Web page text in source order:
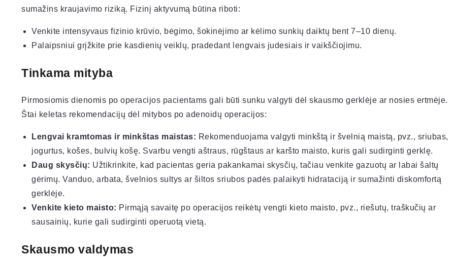
sumažins kraujavimo riziką. Fizinį aktyvumą būtina riboti:
Venkite intensyvaus fizinio krūvio, bėgimo, šokinėjimo ar kėlimo sunkių daiktų bent 7–10 dienų.
Palaipsniui grįžkite prie kasdienių veiklų, pradedant lengvais judesiais ir vaikščiojimu.
Tinkama mityba
Pirmosiomis dienomis po operacijos pacientams gali būti sunku valgyti dėl skausmo gerklėje ar nosies ertmėje.
Štai keletas rekomendacijų dėl mitybos po adenoidų operacijos:
Lengvai kramtomas ir minkštas maistas: Rekomenduojama valgyti minkštą ir švelnią maistą, pvz., sriubas,
jogurtus, košes, bulvių košę. Svarbu vengti aštraus, rūgštaus ar karšto maisto, kuris gali sudirginti gerklę.
Daug skysčių: Užtikrinkite, kad pacientas geria pakankamai skysčių, tačiau venkite gazuotų ar labai šaltų
gėrimų. Vanduo, arbata, švelnios sultys ar šiltos sriubos padės palaikyti hidrataciją ir sumažinti diskomfortą
gerklėje.
Venkite kieto maisto: Pirmąją savaitę po operacijos reikėtų vengti kieto maisto, pvz., riešutų, traškučių ar
sausainių, kurie gali sudirginti operuotą vietą.
Skausmo valdymas